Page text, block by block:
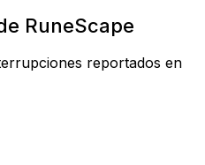
RuneScape
reportados en